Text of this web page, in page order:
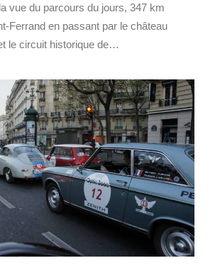
vue du parcours du jours, 347 km
Ferrand en passant par le château
le circuit historique de…